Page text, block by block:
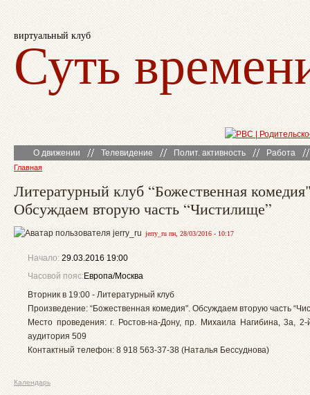
виртуальный клуб
Суть
О движении Телевидение Полит. активность Работа
Главная
Литературный клуб “Божественная
Обсуждаем вторую часть “Чистилище”
jerry_ru пн, 28/03/2016 - 10:17
Начало:29.03.2016 19:00
Часовой пояс:Европа/Москва
Вторник в 19:00 - Литературный клуб
Произведение: “Божественная комедия". Обсуждаем вторую часть
Место проведения: г. Ростов-на-Дону, пр. Михаила Нагибина, 3а,
аудитория 509
Контактный телефон: 8 918 563-37-38 (Наталья Бессуднова)
Календарь